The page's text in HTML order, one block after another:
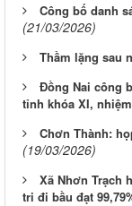
Công bố danh
(21/03/2026)
Thầm lặng sau
Đồng Nai công
tỉnh khóa XI, nhiệm
Chơn Thành:
(19/03/2026)
Xã Nhơn Trạch
tri đi bầu đạt